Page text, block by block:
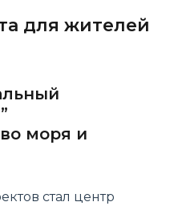
для жителей
моря и
стал центр